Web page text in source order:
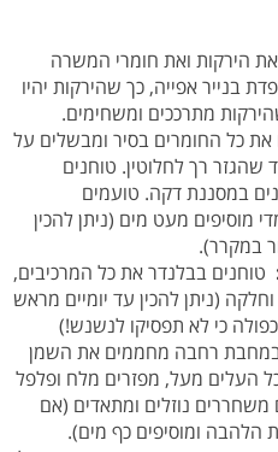
הירקות ואת חומרי המשרה
בנייר אפייה, כך שהירקות יהיו
מתרככים ומשחימים.
את כל החומרים בסיר ומבשלים על
כ-40 דקות, עד שהגזר רך לחלוטין. טוחנים
במסננת דקה. טועמים
מוסיפים מעט מים (ניתן להכין
במקרר).
טוחנים בבלנדר את כל המרכיבים,
(ניתן להכין עד יומיים מראש
כי לא תפסיקו לנשנש!)
רחבה מחממים את השמן
העלים מעל, מפזרים מלח ופלפל
נוזלים ומתאדים (אם
ומוסיפים כף מים).